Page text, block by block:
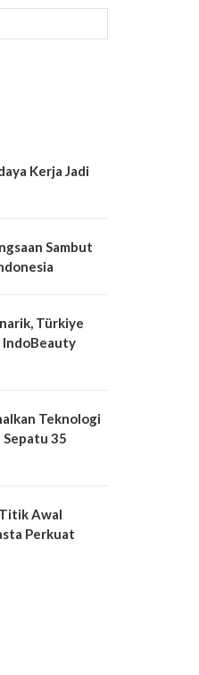
Kerja Jadi
Sambut
Türkiye
IndoBeauty
Teknologi
35
Awal
Perkuat